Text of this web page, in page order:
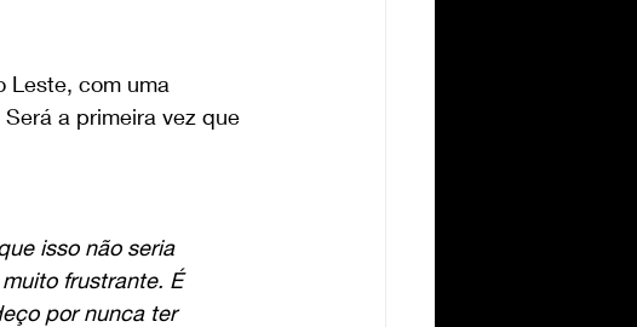
Leste, com uma
a primeira vez que
isso não seria
frustrante. É
por nunca ter